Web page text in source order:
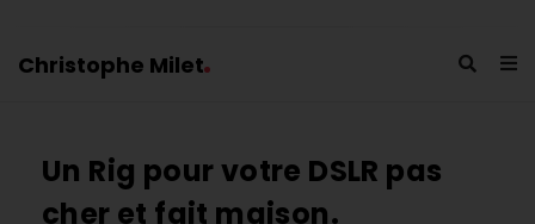
Christophe Milet
Un Rig pour votre DSLR pas
cher et fait maison.